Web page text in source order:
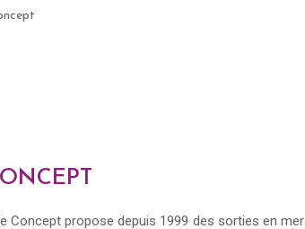
Concept propose depuis 1999 des sorties en mer